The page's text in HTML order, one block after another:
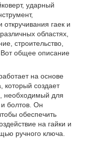
ударный
гаек и
областях,
строительство,
общее описание
на основе
который создает
необходимый для
и болтов. Он
обеспечить
на гайки и
ручного ключа.